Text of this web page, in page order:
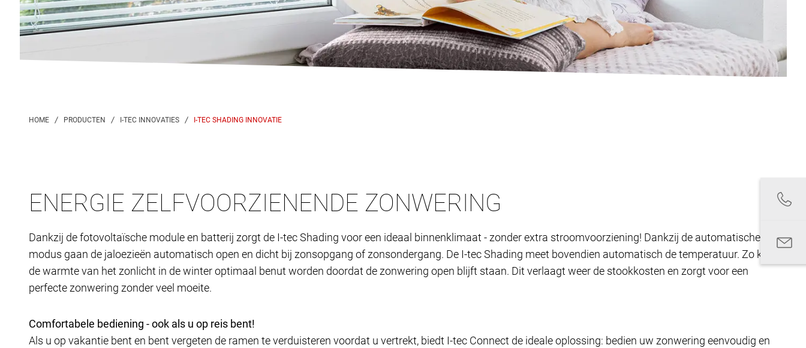
I-TEC SHADING INNOVATIE
ENERGIE ZELFVOORZIENENDE ZONWERING
Dankzij de fotovoltaïsche module en batterij zorgt de I-tec Shading voor een ideaal binnenklimaat - zonder extra stroomvoorziening! Dankzij de automatische
modus gaan de jaloezieën automatisch open en dicht bij zonsopgang of zonsondergang. De I-tec Shading meet bovendien automatisch de temperatuur. Zo kan
de warmte van het zonlicht in de winter optimaal benut worden doordat de zonwering open blijft staan. Dit verlaagt weer de stookkosten en zorgt voor een
perfecte zonwering zonder veel moeite.
Comfortabele bediening - ook als u op reis bent!
Als u op vakantie bent en bent vergeten de ramen te verduisteren voordat u vertrekt, biedt I-tec Connect de ideale oplossing: bedien uw zonwering eenvoudig en